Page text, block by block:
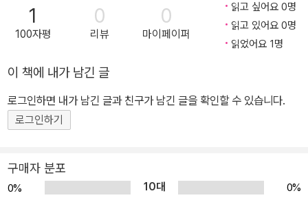
1
100자평
0
리뷰
0
마이페이퍼
읽고 싶어요 0명
읽고 있어요 0명
읽었어요 1명
이 책에 내가 남긴 글
로그인하면 내가 남긴 글과 친구가 남긴 글을 확인할 수 있습니다.
로그인하기
구매자 분포
0% 10대
0%